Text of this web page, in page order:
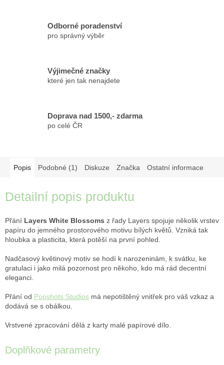
Odborné poradenství
pro správný výběr
Výjimečné značky
které jen tak nenajdete
Doprava nad 1500,- zdarma
po celé ČR
Popis Podobné (1) Diskuze Značka Ostatní informace
Detailní popis produktu
Přání Layers White Blossoms z řady Layers spojuje několik vrstev
papíru do jemného prostorového motivu bílých květů. Vzniká tak
hloubka a plasticita, která potěší na první pohled.
Nadčasový květinový motiv se hodí k narozeninám, k svátku, ke
gratulaci i jako milá pozornost pro někoho, kdo má rád decentní
eleganci.
Přání od Popshots Studios má nepotištěný vnitřek pro váš vzkaz a
dodává se s obálkou.
Vrstvené zpracování dělá z karty malé papírové dílo.
Doplňkové parametry